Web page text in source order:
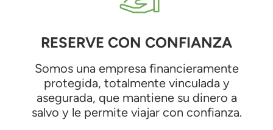
RESERVE CON CONFIANZA
Somos una empresa financieramente
protegida, totalmente vinculada y
asegurada, que mantiene su dinero a
salvo y le permite viajar con confianza.